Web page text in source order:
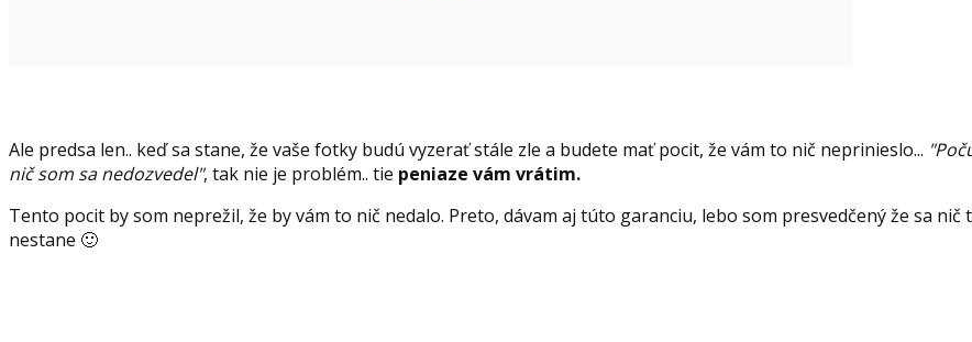
Ale predsa len.. keď sa stane, že vaše fotky budú vyzerať stále zle a budete mať pocit, že vám to nič neprinieslo...
nič som sa nedozvedel", tak nie je problém.. tie peniaze vám vrátim.
Tento pocit by som neprežil, že by vám to nič nedalo. Preto, dávam aj túto garanciu, lebo som presvedčený že sa nič
nestane 🙂